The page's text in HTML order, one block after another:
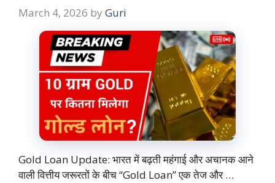
March 4, 2026 by Guri
Gold Loan Update: भारत में बढ़ती महंगाई और अचानक आने
वाली वित्तीय जरूरतों के बीच “Gold Loan” एक तेज और …